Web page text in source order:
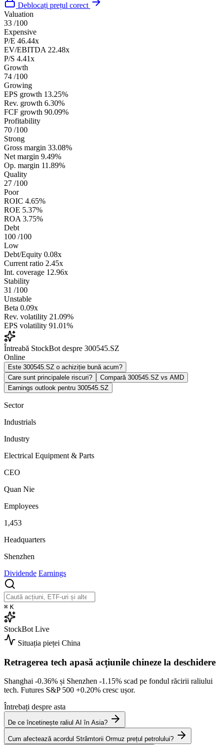
Deblocați prețul corect
Valuation
33 /100
Expensive
P/E 46.44x
EV/EBITDA 22.48x
P/S 4.41x
Growth
74 /100
Growing
EPS growth 13.25%
Rev. growth 6.30%
FCF growth 90.09%
Profitability
70 /100
Strong
Gross margin 33.08%
Net margin 9.49%
Op. margin 11.89%
Quality
27 /100
Poor
ROIC 4.65%
ROE 5.37%
ROA 3.75%
Debt
100 /100
Low
Debt/Equity 0.08x
Current ratio 2.45x
Int. coverage 12.96x
Stability
31 /100
Unstable
Beta 0.09x
Rev. volatility 21.09%
EPS volatility 91.01%
Întreabă StockBot despre 300545.SZ
Online
Este 300545.SZ o achiziție bună acum?
Care sunt principalele riscuri?
Compară 300545.SZ vs AMD
Earnings outlook pentru 300545.SZ
Sector
Industrials
Industry
Electrical Equipment & Parts
CEO
Quan Nie
Employees
1,453
Headquarters
Shenzhen
Dividende Earnings
⌘ K
StockBot Live
Situația pieței China
Retragerea tech apasă acțiunile chineze la deschidere
Shanghai -0.36% și Shenzhen -1.15% scad pe fondul răcirii raliului
tech. Futures S&P 500 +0.20% cresc ușor.
Întrebați despre asta
De ce încetinește raliul AI în Asia?
Cum afectează acordul Strâmtorii Ormuz prețul petrolului?